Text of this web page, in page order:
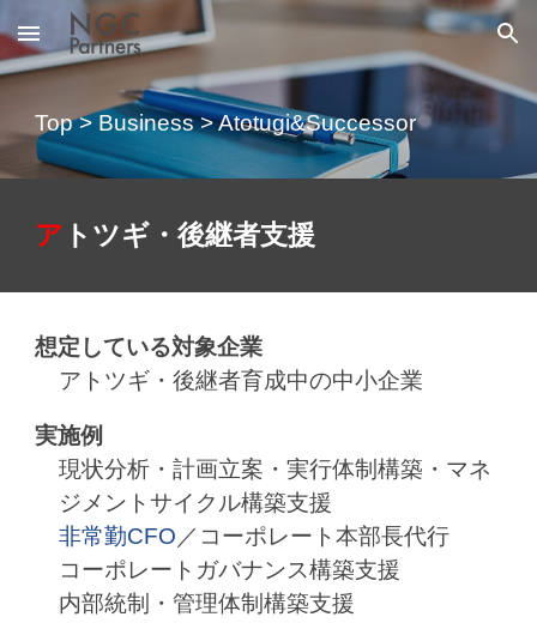
Skip to main content Skip to navigation
Top> Business>Atotugi&Successor
ア トツギ ・後継者支援
想定している対象企業
アトツギ・後継者育成中の中小企業
実施例
現状分析・計画立案 ・実行体制構築 ・ マネ
ジメントサイクル構築支援
非常勤CFO ／コーポレート本部長代行
コーポレートガバナンス構築支援
内部統制・管理体制構築支援